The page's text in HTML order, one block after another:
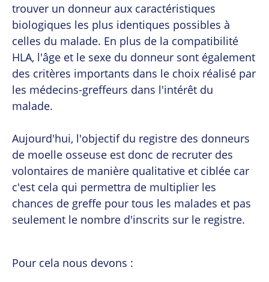
trouver un donneur aux caractéristiques
biologiques les plus identiques possibles à
celles du malade. En plus de la compatibilité
HLA, l'âge et le sexe du donneur sont également
des critères importants dans le choix réalisé par
les médecins-greffeurs dans l'intérêt du
malade.
Aujourd'hui, l'objectif du registre des donneurs
de moelle osseuse est donc de recruter des
volontaires de manière qualitative et ciblée car
c'est cela qui permettra de multiplier les
chances de greffe pour tous les malades et pas
seulement le nombre d'inscrits sur le registre.
Pour cela nous devons :